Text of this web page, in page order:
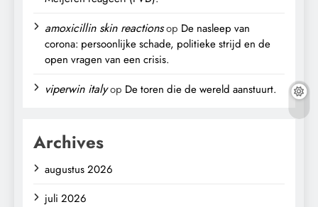
amoxicillin skin reactionsop De nasleep van
corona: persoonlijke schade, politieke strijd en de
open vragen van een crisis.
viperwin italyop De toren die de wereld aanstuurt.
Archives
augustus 2026
juli 2026